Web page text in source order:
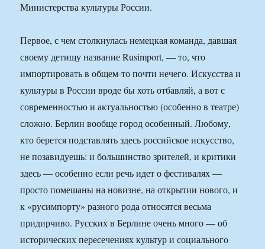
Министерства культуры России.
Первое, с чем столкнулась немецкая команда, давшая
своему детищу название Rusimport, — то, что
импортировать в общем-то почти нечего. Искусства и
культуры в России вроде бы хоть отбавляй, а вот с
современностью и актуальностью (особенно в театре)
сложно. Берлин вообще город особенный. Любому,
кто берется подставлять здесь российское искусство,
не позавидуешь: и большинство зрителей, и критики
здесь — особенно если речь идет о фестивалях —
просто помешаны на новизне, на открытии нового, и
к «русимпорту» разного рода относятся весьма
придирчиво. Русских в Берлине очень много — об
исторических пересечениях культур и социального